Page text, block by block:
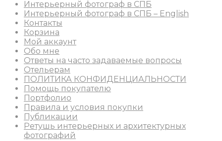
Интерьерный фотограф в СПБ
Интерьерный фотограф в СПБ – English
Контакты
Корзина
Мой аккаунт
Обо мне
Ответы на часто задаваемые вопросы
Отельерам
ПОЛИТИКА КОНФИДЕНЦИАЛЬНОСТИ
Помощь покупателю
Портфолио
Правила и условия покупки
Публикации
Ретушь интерьерных и архитектурных
фотографий